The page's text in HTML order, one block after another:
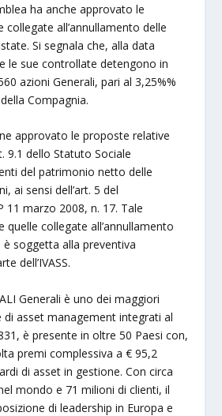
ha anche approvato le
all’annullamento delle
Si segnala che, alla data
le sue controllate detengono in
azioni Generali, pari al 3,25%%
Compagnia.
approvato le proposte relative
9.1 dello Statuto Sociale
del patrimonio netto delle
ai sensi dell’art. 5 del
11 marzo 2008, n. 17. Tale
collegate all’annullamento
soggetta alla preventiva
dell’IVASS.
Generali è uno dei maggiori
di asset management integrati al
è presente in oltre 50 Paesi con,
premi complessiva a € 95,2
di asset in gestione. Con circa
mondo e 71 milioni di clienti, il
di leadership in Europa e